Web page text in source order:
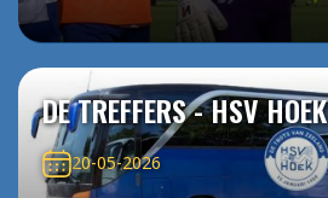
DE TREFFERS - HSV HOEK
20-05-2026